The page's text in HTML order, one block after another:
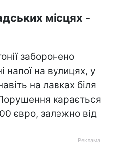
місцях -
заборонено
напої на вулицях, у
на лавках біля
карається
євро, залежно від